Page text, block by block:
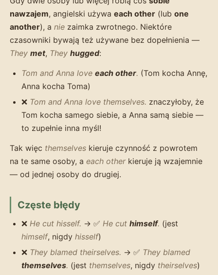
nawzajem, angielski używa each other (lub one
another), a nie zaimka zwrotnego. Niektóre
czasowniki bywają też używane bez dopełnienia —
They met, They hugged:
Tom and Anna love each other. (Tom kocha Annę,
Anna kocha Toma)
❌ Tom and Anna love themselves. znaczyłoby, że
Tom kocha samego siebie, a Anna samą siebie —
to zupełnie inna myśl!
Tak więc themselves kieruje czynność z powrotem
na te same osoby, a each otherkieruje ją wzajemnie
— od jednej osoby do drugiej.
Częste błędy
❌ He cut hisself. → ✅ He cut himself. (jest
himself, nigdy hisself)
❌ They blamed theirselves. → ✅ They blamed
themselves. (jest themselves, nigdy theirselves)